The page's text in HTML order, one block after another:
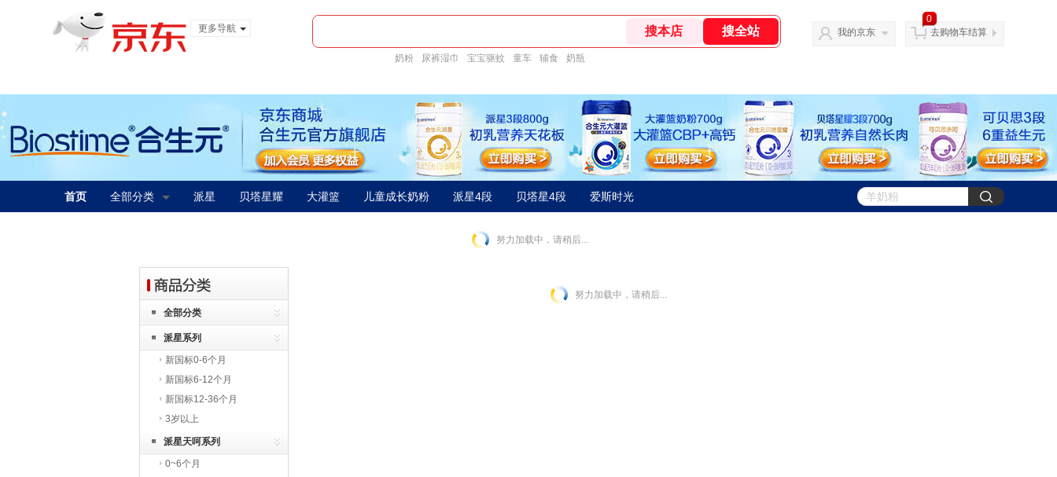
更多导航
奶粉 尿裤湿巾 宝宝驱蚊 童车 辅食 奶瓶
我的京东
0
去购物车结算
首页 全部分类 派星 贝塔星耀 大灌篮 儿童成长奶粉 派星4段 贝塔星4段 爱斯时光
努力加载中，请稍后...
全部分类
派星系列
新国标0-6个月
新国标6-12个月
新国标12-36个月
3岁以上
派星天呵系列
0~6个月
努力加载中，请稍后...